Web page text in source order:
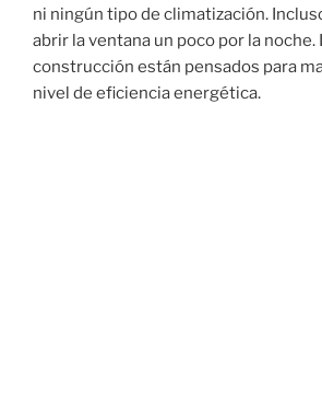
ni ningún tipo de climatización.
abrir la ventana un poco por la
construcción están pensados para
nivel de eficiencia energética.